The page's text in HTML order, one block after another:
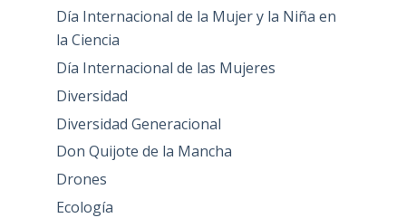
Día Internacional de la Mujer y la Niña en
la Ciencia
Día Internacional de las Mujeres
Diversidad
Diversidad Generacional
Don Quijote de la Mancha
Drones
Ecología